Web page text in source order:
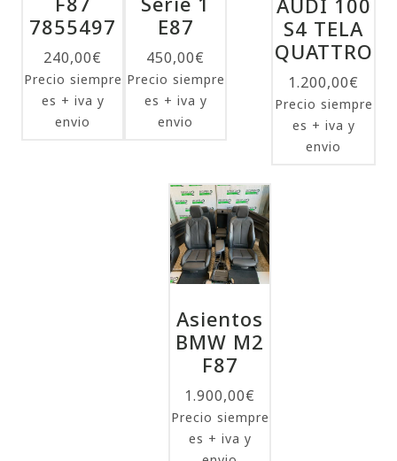
7855497
240,00€
Precio siempre
es + iva y
envio
S4 TELA
QUATTRO
1.200,00€
Precio siempre
es + iva y
envio
E87
450,00€
Precio siempre
es + iva y
envio
Asientos
BMW M2
F87
1.900,00€
Precio siempre
es + iva y